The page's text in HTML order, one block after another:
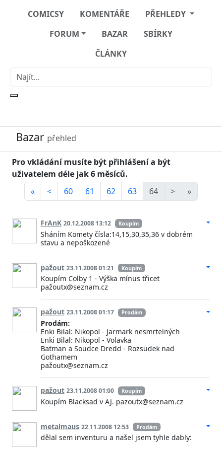
COMICSY KOMENTÁŘE
PŘEHLEDY
FORUM
BAZAR
SBÍRKY
ČLÁNKY
Bazar přehled
Pro vkládání musíte být přihlášení a být
uživatelem déle jak 6 měsíců.
«
< 60 61 62 63 64 > »
FrAnK 20.12.2008 13:12 Koupím
Sháním Komety čísla:14,15,30,35,36 v dobrém
stavu a nepoškozené
pažout 23.11.2008 01:21 Koupím
Koupím Colby 1 - Výška mínus třicet
pažoutx@seznam.cz
pažout 23.11.2008 01:17 Prodám
Prodám:
Enki Bilal: Nikopol - Jarmark nesmrtelných
Enki Bilal: Nikopol - Volavka
Batman a Soudce Dredd - Rozsudek nad
Gothamem
pažoutx@seznam.cz
pažout 23.11.2008 01:00 Koupím
Koupím Blacksad v AJ. pazoutx@seznam.cz
metalmaus 22.11.2008 12:53 Prodám
dělal sem inventuru a našel jsem tyhle dably: